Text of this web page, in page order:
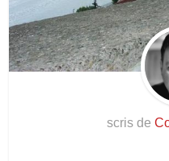
scris de